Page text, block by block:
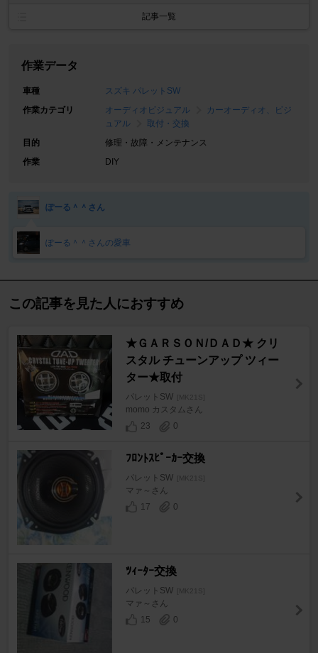
記事一覧
作業データ
車種
スズキ パレットSW
作業カテゴリ
オーディオビジュアル
カーオーディオ、ビジ
ュアル
取付・交換
目的
修理・故障・メンテナンス
作業
DIY
ぽーる＾＾さん
ぽーる＾＾さんの愛車
この記事を見た人におすすめ
★ＧＡＲＳＯＮ/ＤＡＤ★ クリ
スタル チューンアップ ツィー
ター★取付
パレットSW [MK21S]
momo カスタムさん
23
0
ﾌﾛﾝﾄｽﾋﾟｰｶｰ交換
パレットSW [MK21S]
マァ～さん
17
0
ﾂｨｰﾀｰ交換
パレットSW [MK21S]
マァ～さん
15
0